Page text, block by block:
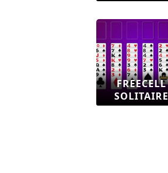
FREECELL
SOLITAIRE